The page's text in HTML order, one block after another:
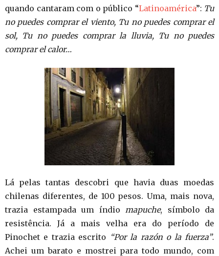
quando cantaram com o público “Latinoamérica”: Tu
no puedes comprar el viento, Tu no puedes comprar el
sol, Tu no puedes comprar la lluvia, Tu no puedes
comprar el calor…
Lá pelas tantas descobri que havia duas moedas
chilenas diferentes, de 100 pesos. Uma, mais nova,
trazia estampada um índio mapuche, símbolo da
resistência. Já a mais velha era do período de
Pinochet e trazia escrito “Por la razón o la fuerza”.
Achei um barato e mostrei para todo mundo, com